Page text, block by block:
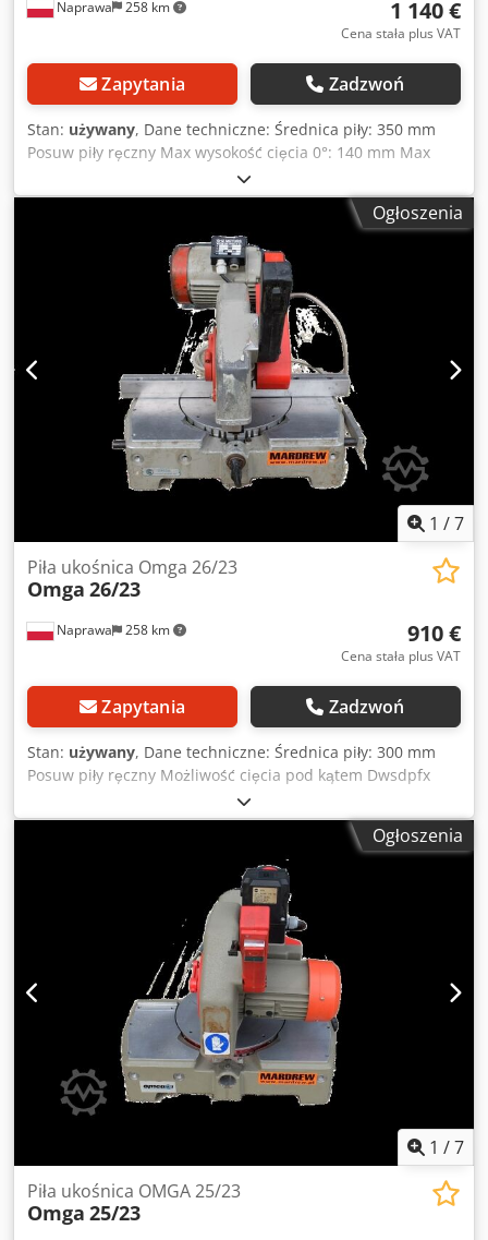
Naprawa 258 km 1 140 €
Cena stała plus VAT
Zapytania Zadzwoń
Stan: używany, Dane techniczne: Średnica piły: 350 mm
Posuw piły ręczny Max wysokość cięcia 0°: 140 mm Max
szerokość cięcia 0°: 150 mm Max wysokość cięcia 45°: 140
mm Max szerokość cięcia 45°: 100 mm Możliwość cięcia
pod kątem Dedpfx Aoziknujilowa Zasilanie: 400 V Obroty
silnika: 2800 obr./min Moc silnika: 2,2 kW Wymiary
całkowite: Długość: 800 mm Szerokość: 620 mm Wysokość:
Ogłoszenia
1 /7
Naprawa 258 km
Piła ukośnica Omga 26/23
Omga 26/23
910 €
Cena stała plus VAT
Zapytania Zadzwoń
Stan: używany, Dane techniczne: Średnica piły: 300 mm
Posuw piły ręczny Możliwość cięcia pod kątem Dwsdpfx
Aiozikm Roloa Zasilanie: 400 V Obroty silnika: 2800
obr./min Moc silnika: 1,5 kW Wymiary całkowite: Długość:
530 mm Szerokość: 530 mm Wysokość: 520 mm Ogłoszenia
1 /7
Piła ukośnica OMGA 25/23
Omga 25/23